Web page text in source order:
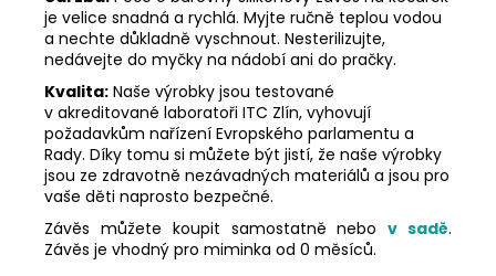
je velice snadná a rychlá. Myjte ručně teplou vodou
a nechte důkladně vyschnout. Nesterilizujte,
nedávejte do myčky na nádobí ani do pračky.
Kvalita: Naše výrobky jsou testované
v akreditované laboratoři ITC Zlín, vyhovují
požadavkům nařízení Evropského parlamentu a
Rady. Díky tomu si můžete být jistí, že naše výrobky
jsou ze zdravotně nezávadných materiálů a jsou pro
vaše děti naprosto bezpečné.
Závěs můžete koupit samostatně nebov sadě.
Závěs je vhodný pro miminka od 0 měsíců.